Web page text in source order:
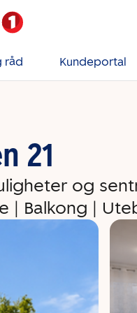
råd Kundeportal
21
og
| Balkong |